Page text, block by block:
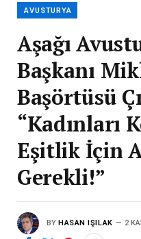
AVUSTURYA
Aşağı
Başkanı
Başörtüsü
“Kadınları
Eşitlik İçin
Gerekli!”
BY HASAN IŞILAK 2